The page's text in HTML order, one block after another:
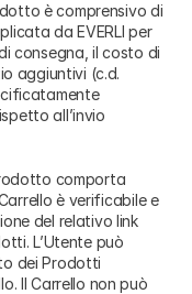
è comprensivo di
da EVERLI per
consegna, il costo di
aggiuntivi (c.d.
all’invio
comporta
è verificabile e
del relativo link
L’Utente può
dei Prodotti
Il Carrello non può